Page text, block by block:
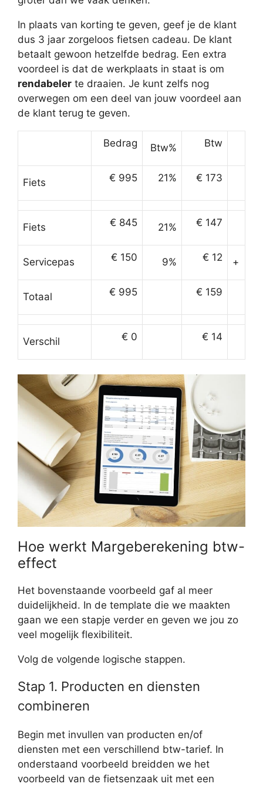
In plaats van korting te geven, geef je de klant
dus 3 jaar zorgeloos fietsen cadeau. De klant
betaalt gewoon hetzelfde bedrag. Een extra
voordeel is dat de werkplaats in staat is om
rendabeler te draaien. Je kunt zelfs nog
overwegen om een deel van jouw voordeel aan
de klant terug te geven.
Bedrag Btw% Btw
Fiets € 995 21% € 173
Fiets € 845 21% € 147
Servicepas € 150 9% € 12 +
Totaal € 995 € 159
Verschil € 0 € 14
Hoe werkt Margeberekening btw-
effect
Het bovenstaande voorbeeld gaf al meer
duidelijkheid. In de template die we maakten
gaan we een stapje verder en geven we jou zo
veel mogelijk flexibiliteit.
Volg de volgende logische stappen.
Stap 1. Producten en diensten
combineren
Begin met invullen van producten en/of
diensten met een verschillend btw-tarief. In
onderstaand voorbeeld breidden we het
voorbeeld van de fietsenzaak uit met een